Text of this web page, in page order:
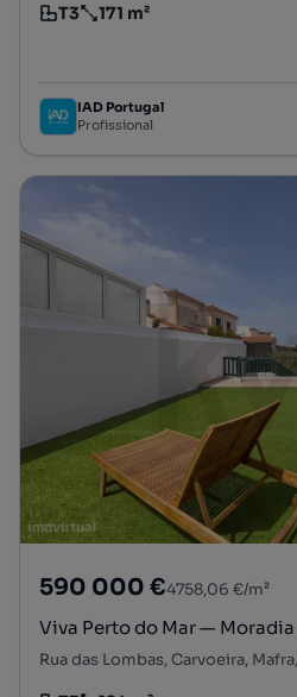
Tipologia
T3
Preço por metro quadrado
171 m²
IAD Portugal
Profissional
590 000 €4758,06 €/m²
Viva Perto do Mar — Moradia
Rua das Lombas, Carvoeira,